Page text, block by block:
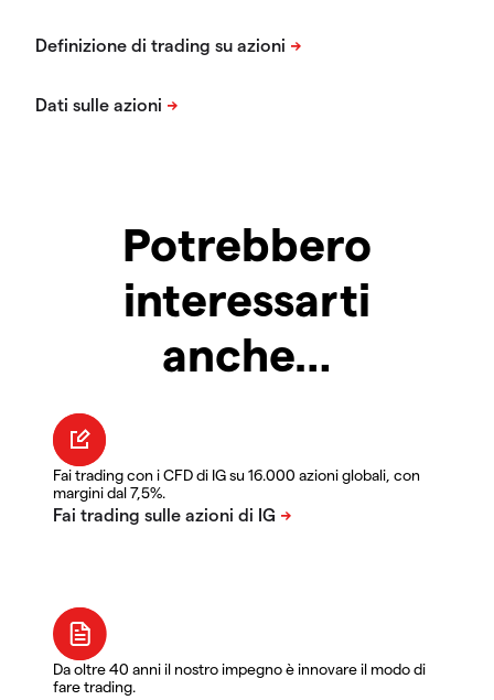
Potrebbero
interessarti
anche…
Fai trading con i CFD di IG su 16.000 azioni globali, con
margini dal 7,5%.
Da oltre 40 anni il nostro impegno è innovare il modo di
fare trading.